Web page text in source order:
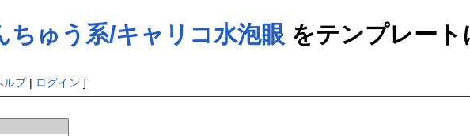
ちゅう系/キャリコ水泡眼 をテンプレート
ルプ| ログイン ]